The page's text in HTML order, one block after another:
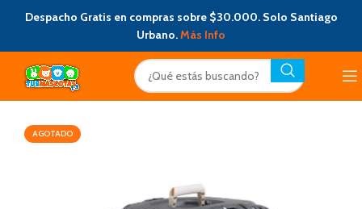
Despacho Gratis en compras sobre $30.000. Solo Santiago
Urbano.Más Info
AGOTADO